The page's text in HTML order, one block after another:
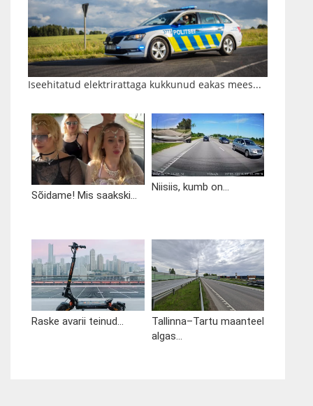
Iseehitatud elektrirattaga kukkunud eakas mees...
Sõidame! Mis saakski...
Niisiis, kumb on...
Raske avarii teinud...
Tallinna–Tartu maanteel
algas...